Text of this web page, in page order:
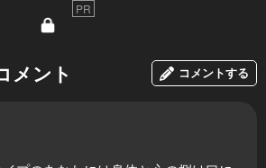
PR
メント コメントする